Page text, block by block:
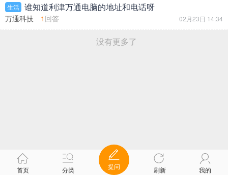
生活 谁知道利津万通电脑的地址和电话呀
万通科技 1 回答 02月23日 14:34
没有更多了
首页 分类 提问 刷新 我的